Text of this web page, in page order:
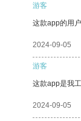
游客
这款app的用
2024-09-05
游客
这款app是我
2024-09-05